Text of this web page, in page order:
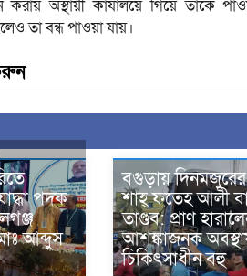
করায় অস্থায়ী কার্যালয়ে গিয়ে তাকে
তা বন্ধ পাওয়া যায়।
পদক
আব্দুস
বগুড়ায় দিনমজুরের
শাহ্ ফতেহ আলী
তাণ্ডব: প্রাণ
আশঙ্কাজনক
চিকিৎসাধীন বহু